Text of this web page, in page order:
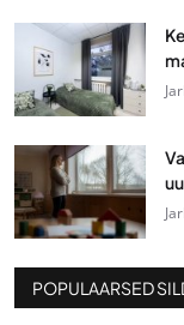
POPULAARSED